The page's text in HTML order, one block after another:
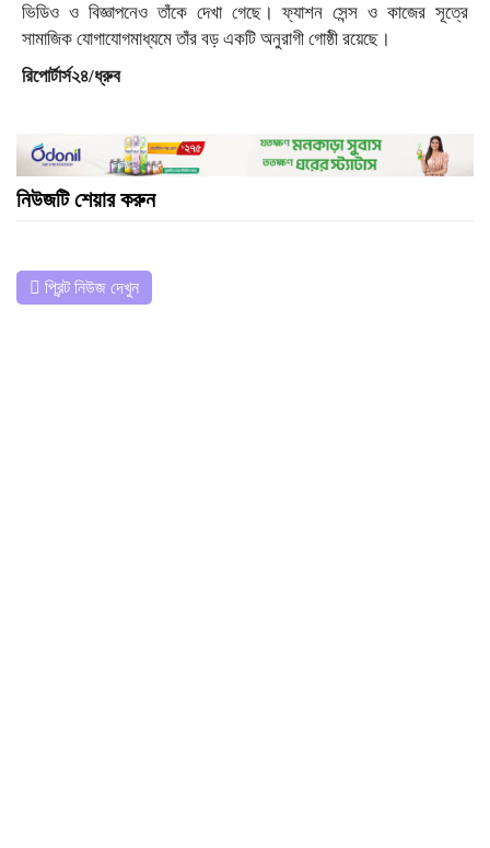
ভিডিও ও বিজ্ঞাপনেও তাঁকে দেখা গেছে। ফ্যাশন সেন্স ও কাজের সূত্রে
সামাজিক যোগাযোগমাধ্যমে তাঁর বড় একটি অনুরাগী গোষ্ঠী রয়েছে।
রিপোর্টার্স২৪/ধ্রুব
নিউজটি শেয়ার করুন
প্রিন্ট নিউজ দেখুন